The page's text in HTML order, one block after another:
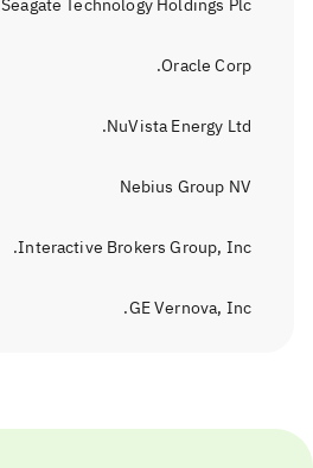
Oracle Corp.
NuVista Energy Ltd.
Nebius Group NV
Interactive Brokers Group, Inc.
GE Vernova, Inc.